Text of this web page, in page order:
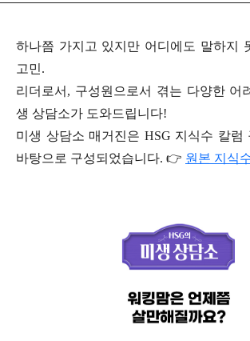
하나쯤 가지고 있지만 어디에도 말하지
고민.
리더로서, 구성원으로서 겪는 다양한 어
생 상담소가 도와드립니다!
미생 상담소 매거진은 HSG 지식수 칼럼
바탕으로 구성되었습니다. 👉 원본 지식